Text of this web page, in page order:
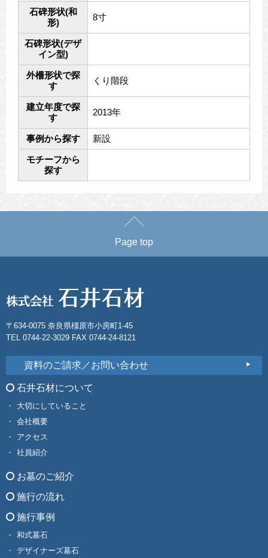
石碑形状(和
形)
8寸
石碑形状(デザ
イン型)
外柵形状で探
す
くり階段
建立年度で探
す
2013年
事例から探す 新設
モチーフから
探す
Page top
〒634-0075 奈良県橿原市小房町1-45
TEL 0744-22-3029 FAX 0744-24-8121
資料のご請求／お問い合わせ
石井石材について
大切にしていること
会社概要
アクセス
社員紹介
お墓のご紹介
施行の流れ
施行事例
和式墓石
デザイナーズ墓石